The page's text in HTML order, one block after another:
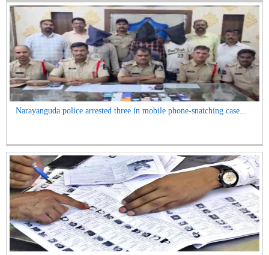
Narayanguda police arrested three in mobile phone-snatching case...